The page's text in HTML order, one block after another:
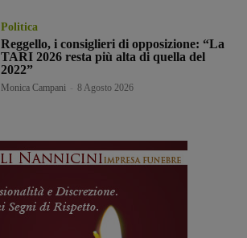
Politica
Reggello, i consiglieri di opposizione: “La
TARI 2026 resta più alta di quella del
2022”
Monica Campani 8 Agosto 2026